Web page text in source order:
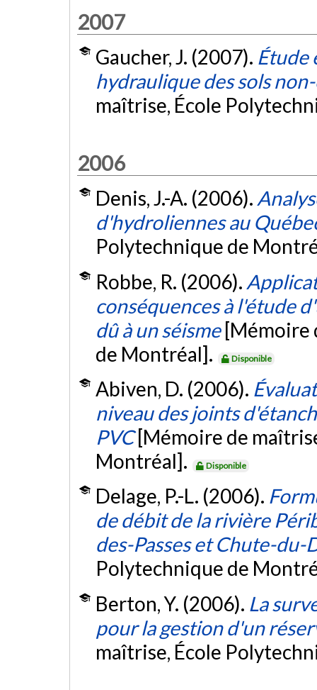
2007
Gaucher, J. (2007). Étude
hydraulique des sols
maîtrise, École
2006
Denis, J.-A. (2006).
d'hydroliennes au
Polytechnique de
Robbe, R. (2006).
conséquences à l'étude
dû à un séisme [Mémoire
de Montréal].
Disponible
Abiven, D. (2006).
niveau des joints
PVC [Mémoire de
Montréal].
Disponible
Delage, P.-L. (2006).
de débit de la rivière
des-Passes et Chute-du-
Polytechnique de
Berton, Y. (2006). La
pour la gestion d'un
maîtrise, École